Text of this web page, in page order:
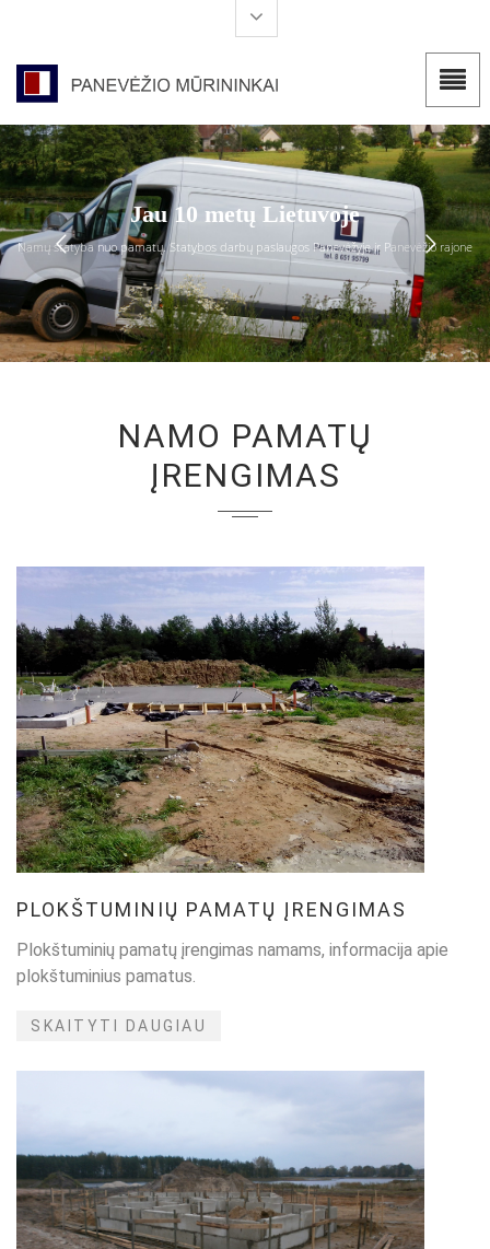
Jau 10 metų Lietuvoje
Namų statyba nuo pamatų. Statybos darbų paslaugos Panevėžyje ir Panevėžio rajone
NAMO PAMATŲ
ĮRENGIMAS
PLOKŠTUMINIŲ PAMATŲ ĮRENGIMAS
Plokštuminių pamatų įrengimas namams, informacija apie
plokštuminius pamatus.
SKAITYTI DAUGIAU